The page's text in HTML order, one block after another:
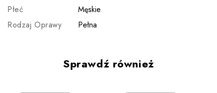
Płeć
Męskie
Rodzaj Oprawy
Pełna
Sprawdź również